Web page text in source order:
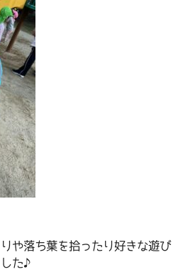
や落ち葉を拾ったり好きな遊び
た♪